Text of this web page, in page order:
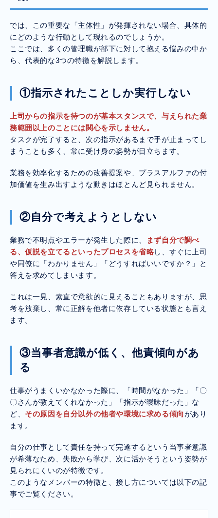
では、この重要な「主体性」が発揮されない場合、具体的
にどのような行動として現れるのでしょうか。
ここでは、多くの管理職が部下に対して抱える悩みの中か
ら、代表的な3つの特徴を解説します。
①指示されたことしか実行しない
上司からの指示を待つのが基本スタンスで、与えられた業
務範囲以上のことには関心を示しません。
タスクが完了すると、次の指示があるまで手が止まってし
まうことも多く、常に受け身の姿勢が目立ちます。
業務を効率化するための改善提案や、プラスアルファの付
加価値を生み出すような動きはほとんど見られません。
②自分で考えようとしない
業務で不明点やエラーが発生した際に、
まず自分で調べ
る、仮説を立てるといったプロセスを省略し、すぐに上司
や同僚に「わかりません」「どうすればいいですか？」と
答えを求めてしまいます。
これは一見、素直で意欲的に見えることもありますが、思
考を放棄し、常に正解を他者に依存している状態とも言え
ます。
③当事者意識が低く、他責傾向があ
る
仕事がうまくいかなかった際に、「時間がなかった」「〇
〇さんが教えてくれなかった」「指示が曖昧だった」な
ど、 その原因を自分以外の他者や環境に求める傾向があり
ます。
自分の仕事として責任を持って完遂するという当事者意識
が希薄なため、失敗から学び、次に活かそうという姿勢が
見られにくいのが特徴です。
このようなメンバーの特徴と、接し方については以下の記
事でご覧ください。